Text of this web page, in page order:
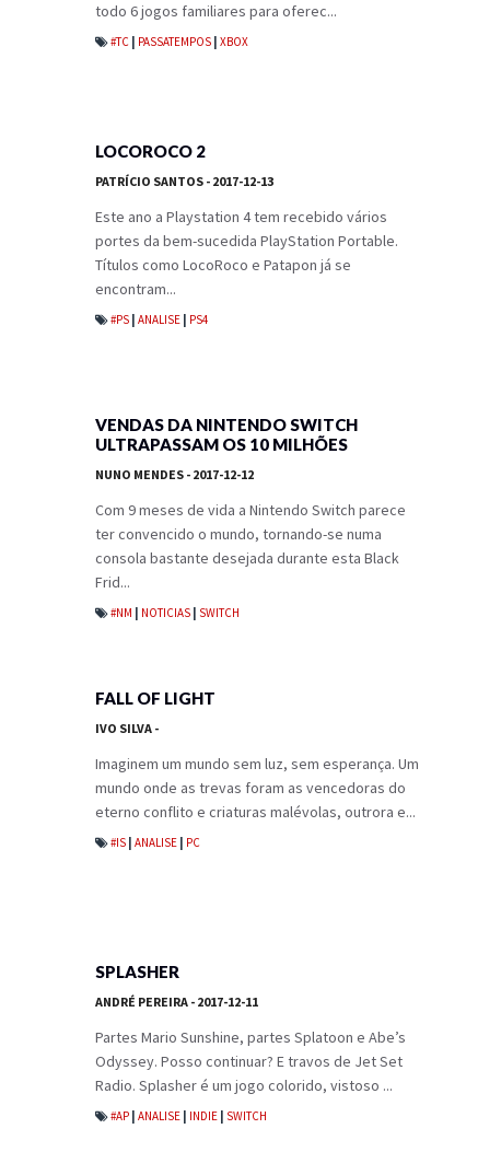
todo 6 jogos familiares para oferec...
#TC PASSATEMPOS XBOX
LOCOROCO 2
PATRÍCIO SANTOS - 2017-12-13
Este ano a Playstation 4 tem recebido vários
portes da bem-sucedida PlayStation Portable.
Títulos como LocoRoco e Patapon já se
encontram...
#PS ANALISE PS4
VENDAS DA NINTENDO SWITCH
ULTRAPASSAM OS 10 MILHÕES
NUNO MENDES - 2017-12-12
Com 9 meses de vida a Nintendo Switch parece
ter convencido o mundo, tornando-se numa
consola bastante desejada durante esta Black
Frid...
#NM NOTICIAS SWITCH
FALL OF LIGHT
IVO SILVA -
Imaginem um mundo sem luz, sem esperança. Um
mundo onde as trevas foram as vencedoras do
eterno conflito e criaturas malévolas, outrora e...
#IS ANALISE PC
SPLASHER
ANDRÉ PEREIRA - 2017-12-11
Partes Mario Sunshine, partes Splatoon e Abe’s
Odyssey. Posso continuar? E travos de Jet Set
Radio. Splasher é um jogo colorido, vistoso ...
#AP ANALISE INDIE SWITCH